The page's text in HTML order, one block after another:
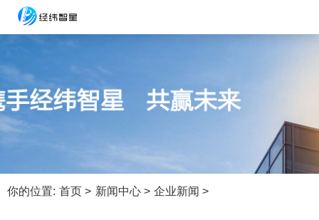
你的位置: 首页 > 新闻中心 > 企业新闻 >